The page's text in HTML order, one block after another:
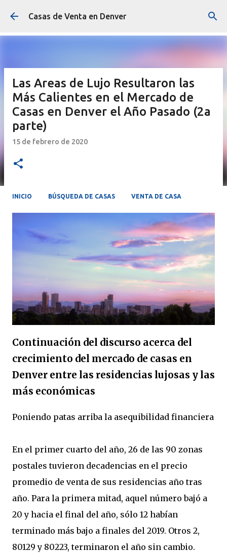
Ir al contenido principal
Casas de Venta en Denver
Las Areas de Lujo Resultaron las
Más Calientes en el Mercado de
Casas en Denver el Año Pasado (2a
parte)
15 de febrero de 2020
INICIO BÚSQUEDA DE CASAS VENTA DE CASA
Continuación del discurso acerca del
crecimiento del mercado de casas en
Denver entre las residencias lujosas y las
más económicas
Poniendo patas arriba la asequibilidad financiera
En el primer cuarto del año, 26 de las 90 zonas
postales tuvieron decadencias en el precio
promedio de venta de sus residencias año tras
año. Para la primera mitad, aquel número bajó a
20 y hacia el final del año, sólo 12 habían
terminado más bajo a finales del 2019. Otros 2,
80129 y 80223, terminaron el año sin cambio.